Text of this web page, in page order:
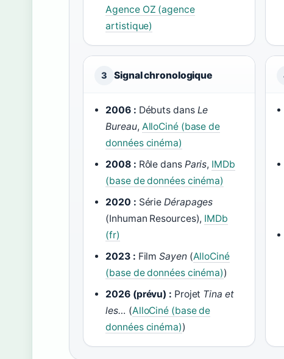
Agence OZ (agence
artistique)
3 Signal chronologique
2006 : Débuts dans Le
Bureau, AlloCiné (base de
données cinéma)
2008 : Rôle dans Paris, IMDb
(base de données cinéma)
2020 : SérieDérapages
(Inhuman Resources), IMDb
(fr)
2023 : FilmSayen(AlloCiné
(base de données cinéma))
2026 (prévu) : Projet Tina et
les… (AlloCiné (base de
données cinéma))